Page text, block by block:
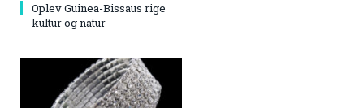
Oplev Guinea-Bissaus rige
kultur og natur